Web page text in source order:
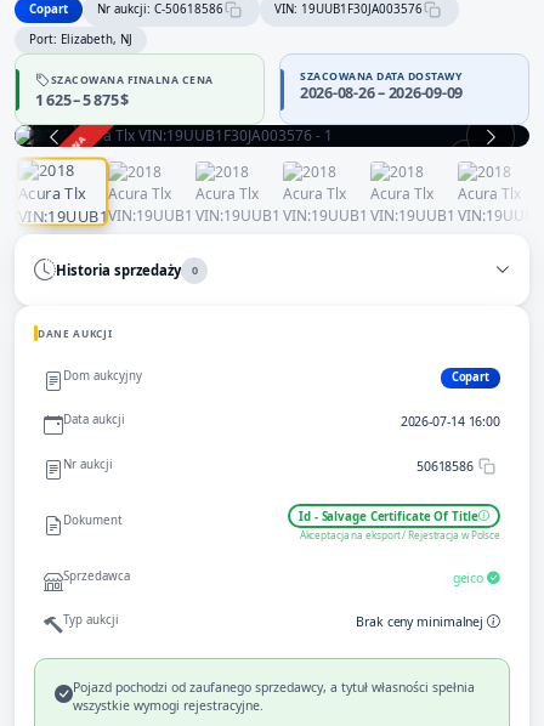
Copart Nr aukcji: C-50618586
VIN: 19UUB1F30JA003576
Port: Elizabeth, NJ
SZACOWANA FINALNA CENA
1 625 – 5 875 $
SZACOWANA DATA DOSTAWY
2026-08-26 – 2026-09-09
ZAKOŃCZONA
Historia sprzedaży 0
DANE AUKCJI
Dom aukcyjny Copart
Data aukcji 2026-07-14 16:00
Nr aukcji 50618586
Dokument Id - Salvage Certificate Of Title
Akceptacja na eksport / Rejestracja w Polsce
Sprzedawca geico
Typ aukcji Brak ceny minimalnej
Pojazd pochodzi od zaufanego sprzedawcy, a tytuł własności spełnia
wszystkie wymogi rejestracyjne.